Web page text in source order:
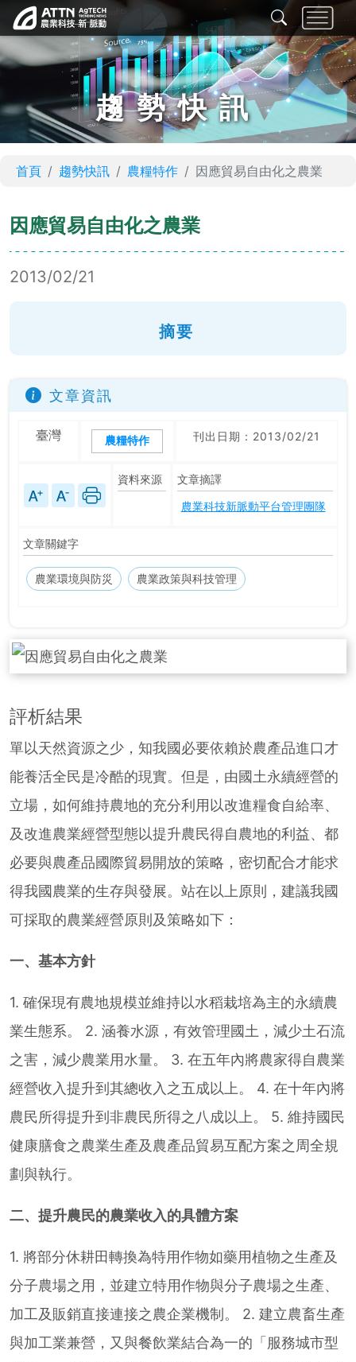
趨勢快訊
首頁 趨勢快訊 農糧特作 因應貿易自由化之農業
因應貿易自由化之農業
2013/02/21
摘要
文章資訊
臺灣 農糧特作 刊出日期：2013/02/21
資料來源
文章摘譯
農業科技新脈動平台管理團隊
文章關鍵字
農業環境與防災 農業政策與科技管理
評析結果
單以天然資源之少，知我國必要依賴於農產品進口才
能養活全民是冷酷的現實。但是，由國土永續經營的
立場，如何維持農地的充分利用以改進糧食自給率、
及改進農業經營型態以提升農民得自農地的利益、都
必要與農產品國際貿易開放的策略，密切配合才能求
得我國農業的生存與發展。站在以上原則，建議我國
可採取的農業經營原則及策略如下：
一、基本方針
1. 確保現有農地規模並維持以水稻栽培為主的永續農
業生態系。 2. 涵養水源，有效管理國土，減少土石流
之害，減少農業用水量。 3. 在五年內將農家得自農業
經營收入提升到其總收入之五成以上。 4. 在十年內將
農民所得提升到非農民所得之八成以上。 5. 維持國民
健康膳食之農業生產及農產品貿易互配方案之周全規
劃與執行。
二、提升農民的農業收入的具體方案
1. 將部分休耕田轉換為特用作物如藥用植物之生產及
分子農場之用，並建立特用作物與分子農場之生產、
加工及販銷直接連接之農企業機制。 2. 建立農畜生產
與加工業兼營，又與餐飲業結合為一的「服務城市型